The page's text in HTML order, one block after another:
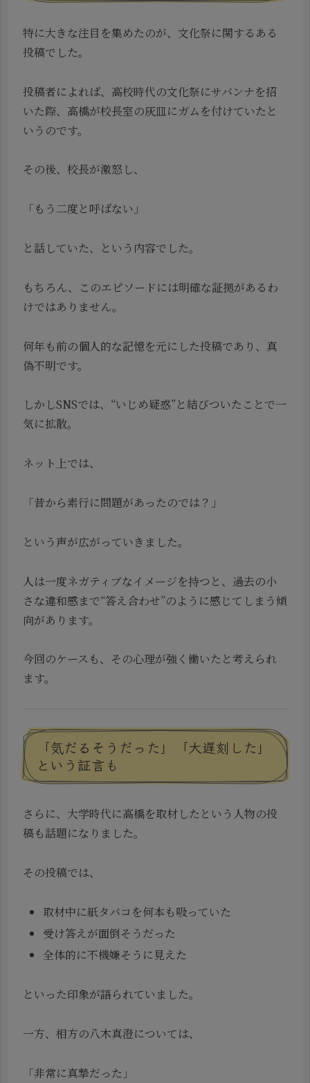
特に大きな注目を集めたのが、文化祭に関するある
投稿でした。
投稿者によれば、高校時代の文化祭にサバンナを招
いた際、高橋が校長室の灰皿にガムを付けていたと
いうのです。
その後、校長が激怒し、
「もう二度と呼ばない」
と話していた、という内容でした。
もちろん、このエピソードには明確な証拠があるわ
けではありません。
何年も前の個人的な記憶を元にした投稿であり、真
偽不明です。
しかしSNSでは、“いじめ疑惑”と結びついたことで一
気に拡散。
ネット上では、
「昔から素行に問題があったのでは？」
という声が広がっていきました。
人は一度ネガティブなイメージを持つと、過去の小
さな違和感まで“答え合わせ”のように感じてしまう傾
向があります。
今回のケースも、その心理が強く働いたと考えられ
ます。
「気だるそうだった」「大遅刻した」
という証言も
さらに、大学時代に高橋を取材したという人物の投
稿も話題になりました。
その投稿では、
取材中に紙タバコを何本も吸っていた
受け答えが面倒そうだった
全体的に不機嫌そうに見えた
といった印象が語られていました。
一方、相方の八木真澄については、
「非常に真摯だった」